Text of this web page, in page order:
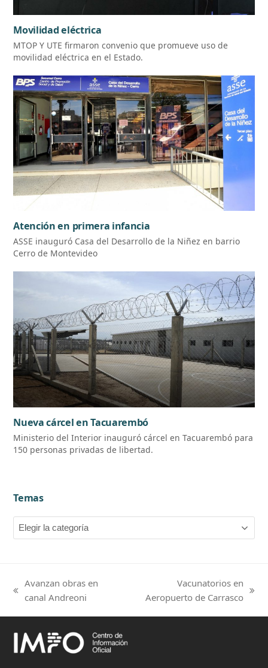
Movilidad eléctrica
MTOP Y UTE firmaron convenio que promueve uso de
movilidad eléctrica en el Estado.
Atención en primera infancia
ASSE inauguró Casa del Desarrollo de la Niñez en barrio
Cerro de Montevideo
Nueva cárcel en Tacuarembó
Ministerio del Interior inauguró cárcel en Tacuarembó para
150 personas privadas de libertad.
Temas
Temas
previous
Avanzan obras en
canal Andreoni
next
Vacunatorios en
Aeropuerto de Carrasco